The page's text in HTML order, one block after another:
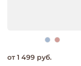
от 1 499 руб.